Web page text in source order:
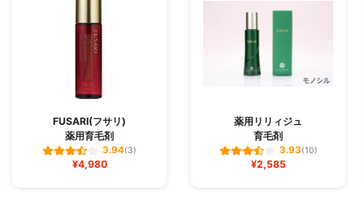
FUSARI(フサリ)
薬用育毛剤
3.94(3)
¥4,980
薬用リリィジュ
育毛剤
3.93(10)
¥2,585